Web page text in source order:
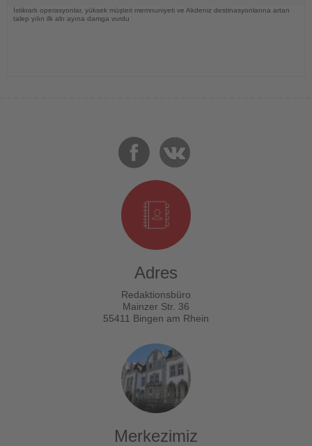
İstikrarlı operasyonlar, yüksek müşteri memnuniyeti ve Akdeniz destinasyonlarına artan
talep yılın ilk altı ayına damga vurdu
Adres
Redaktionsbüro
Mainzer Str. 36
55411 Bingen am Rhein
Merkezimiz